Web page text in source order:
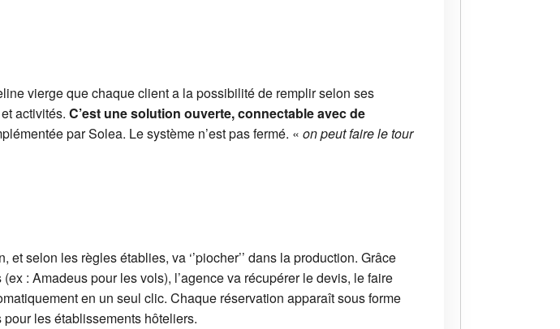
vierge que chaque client a la possibilité de remplir selon ses
activités. C’est une solution ouverte, connectable avec de
par Solea. Le système n’est pas fermé. « on peut faire le tour
selon les règles établies, va ‘’piocher’’ dans la production. Grâce
: Amadeus pour les vols), l’agence va récupérer le devis, le faire
en un seul clic. Chaque réservation apparaît sous forme
les établissements hôteliers.